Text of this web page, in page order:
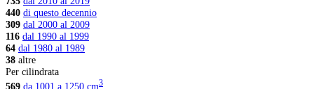
440 di questo decennio
309 dal 2000 al 2009
116 dal 1990 al 1999
64 dal 1980 al 1989
38 altre
Per cilindrata
569 da 1001 a 1250 cm3